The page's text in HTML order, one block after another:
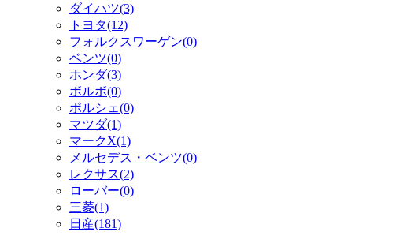
ダイハツ(3)
トヨタ(12)
フォルクスワーゲン(0)
ベンツ(0)
ホンダ(3)
ボルボ(0)
ポルシェ(0)
マツダ(1)
マークX(1)
メルセデス・ベンツ(0)
レクサス(2)
ローバー(0)
三菱(1)
日産(181)